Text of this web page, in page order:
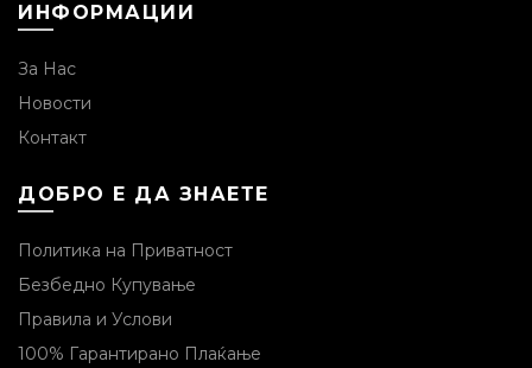
ИНФОРМАЦИИ
За Нас
Новости
Контакт
ДОБРО Е ДА ЗНАЕТЕ
Политика на Приватност
Безбедно Купување
Правила и Услови
100% Гарантирано Плаќање